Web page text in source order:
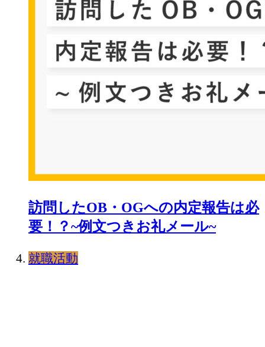
訪問したOB・OGへの内定報告は必
要！？~例文つきお礼メール~
就職活動